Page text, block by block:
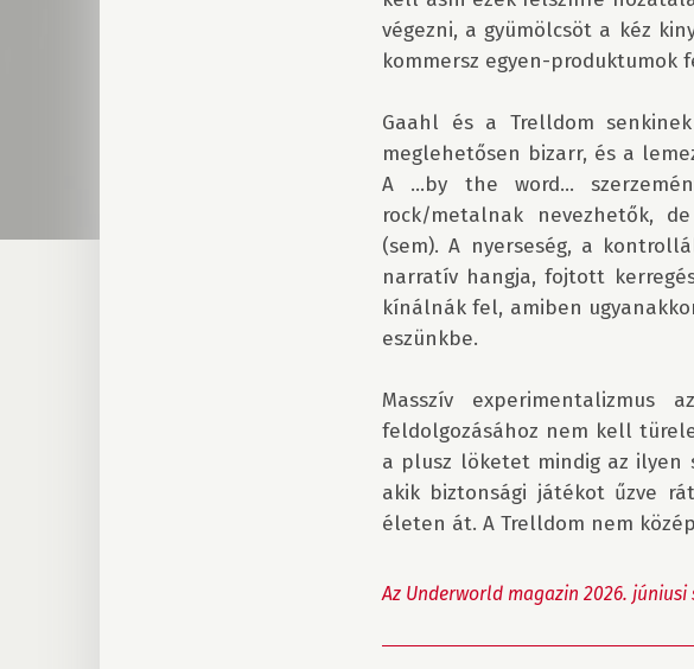
végezni, a gyümölcsöt a kéz
kommersz egyen-produktumok
Gaahl és a Trelldom
meglehetősen bizarr, és a
A ...by the word...
rock/metalnak nevezhetők,
(sem). A nyerseség, a
narratív hangja, fojtott
kínálnák fel, amiben
eszünkbe.
Masszív experimentalizmus
feldolgozásához nem kell
a plusz löketet mindig az ilyen
akik biztonsági játékot űzve
életen át. A Trelldom nem
Az Underworld magazin 2026. júniusi